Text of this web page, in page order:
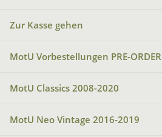
Zur Kasse gehen
MotU Vorbestellungen PRE-ORDER
MotU Classics 2008-2020
MotU Neo Vintage 2016-2019